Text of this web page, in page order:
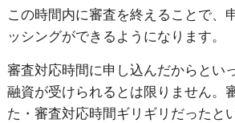
この時間内に審査を終えることで、
ッシングができるようになります。
審査対応時間に申し込んだからとい
融資が受けられるとは限りません。
た・審査対応時間ギリギリだったと